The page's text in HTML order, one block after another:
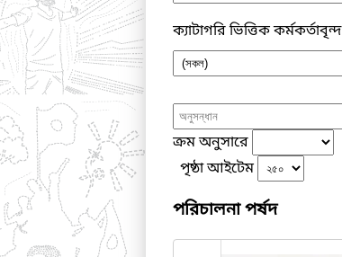
ক্যাটাগরি ভিত্তিক কর্মকর্তাবৃন্দ
ক্রম অনুসারে
পৃষ্ঠা আইটেম
পরিচালনা পর্ষদ